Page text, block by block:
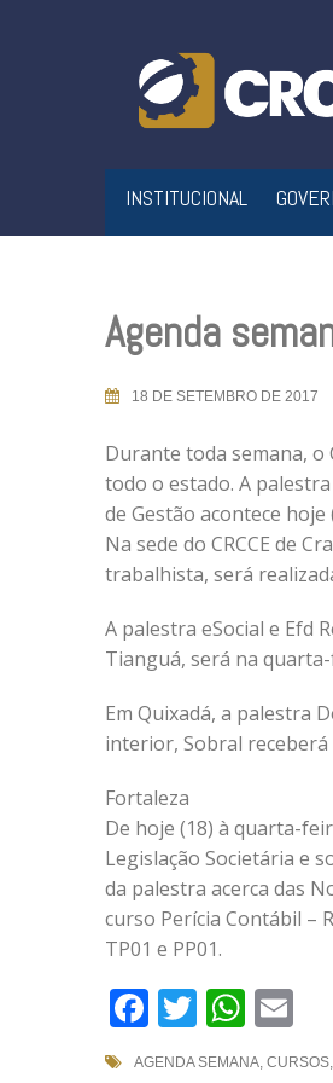
INSTITUCIONAL
Agenda
18 DE SETEMBRO DE 2017
Durante toda semana, o
todo o estado. A
de Gestão acontece hoje
Na sede do CRCCE de
trabalhista, será
A palestra eSocial e Efd
Tianguá, será na
Em Quixadá, a palestra
interior, Sobral receberá
Fortaleza
De hoje (18) à quarta-
Legislação Societária e
da palestra acerca das
curso Perícia Contábil –
TP01 e PP01.
Facebook
Twitter
AGENDA SEMANA, CURSOS,